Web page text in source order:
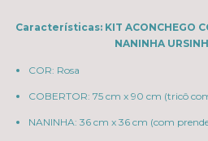
Características: KIT ACONCHEGO
NANINHA
COR: Rosa
COBERTOR: 75 cm x 90 cm (tricô
NANINHA: 36 cm x 36 cm (com